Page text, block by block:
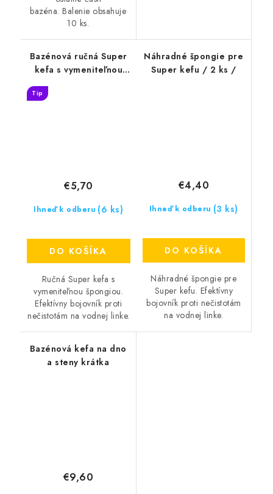
bazéna. Balenie obsahuje
10 ks.
Bazénová ručná Super
kefa s vymeniteľnou
Tip
Ihneď k odberu (6 ks)
€5,70
DO KOŠÍKA
Ručná Super kefa s
vymeniteľnou špongiou.
Efektívny bojovník proti
nečistotám na vodnej linke.
Náhradné špongie pre
Super kefu / 2 ks /
Ihneď k odberu (3 ks)
€4,40
DO KOŠÍKA
Náhradné špongie pre
Super kefu. Efektívny
bojovník proti nečistotám
na vodnej linke.
Bazénová kefa na dno
a steny krátka
€9,60